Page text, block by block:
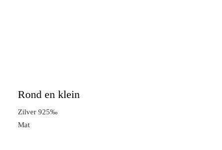
Rond en klein
Zilver 925‰
Mat